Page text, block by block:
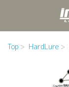
Top HardLure